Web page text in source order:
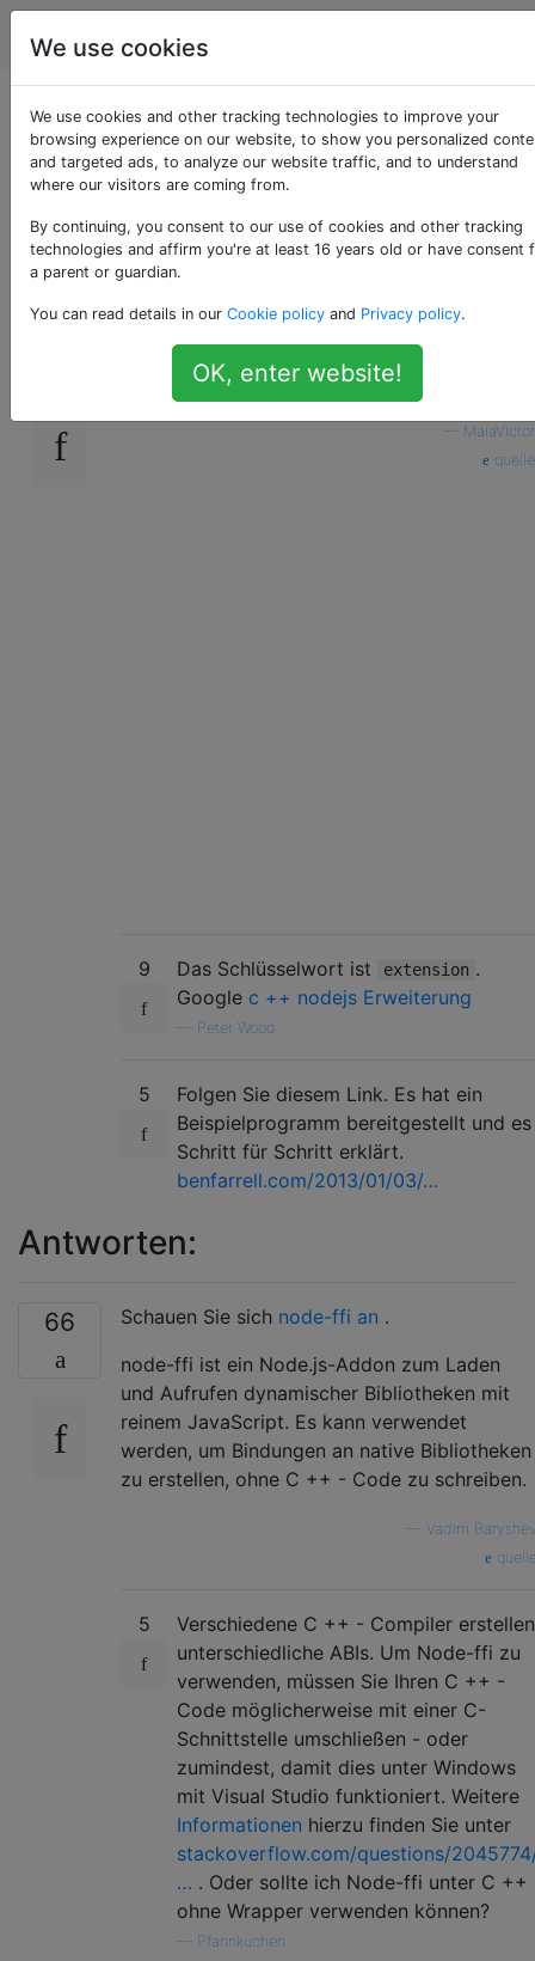
Programmierung
Wie kann ich eine C
++ - Bibliothek aus
node.js verwenden?
130
Wie kann ich eine C ++ - Bibliothek aus
node.js verwenden?
javascript c++ node.js
binding
MaiaVictor
quelle
9 Das Schlüsselwort ist extension .
Google c ++ nodejs Erweiterung
Peter Wood
5
Folgen Sie diesem Link. Es hat ein
Beispielprogramm bereitgestellt und es
Schritt für Schritt erklärt.
benfarrell.com/2013/01/03/…
Antworten:
66 Schauen Sie sich node-ffi an .
node-ffi ist ein Node.js-Addon zum Laden
und Aufrufen dynamischer Bibliotheken mit
reinem JavaScript. Es kann verwendet
werden, um Bindungen an native Bibliotheken
zu erstellen, ohne C ++ - Code zu schreiben.
Vadim
5
Verschiedene C ++ - Compiler erstellen
unterschiedliche ABIs. Um Node-ffi zu
verwenden, müssen Sie Ihren C ++ -
Code möglicherweise mit einer C-
Schnittstelle umschließen - oder
zumindest, damit dies unter Windows
mit Visual Studio funktioniert. Weitere
Informationen hierzu finden Sie unter
stackoverflow.com/questions/
… . Oder sollte ich Node-ffi unter C ++
ohne Wrapper verwenden können?
Pfannkuchen
We use cookies
We use cookies and other tracking technologies to improve your
browsing experience on our website, to show you personalized
and targeted ads, to analyze our website traffic, and to understand
where our visitors are coming from.
By continuing, you consent to our use of cookies and other tracking
technologies and affirm you're at least 16 years old or have consent
a parent or guardian.
You can read details in our Cookie policy and Privacy policy.
OK, enter website!